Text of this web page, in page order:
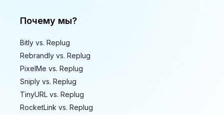
Почему мы?
Bitly vs. Replug
Rebrandly vs. Replug
PixelMe vs. Replug
Sniply vs. Replug
TinyURL vs. Replug
RocketLink vs. Replug